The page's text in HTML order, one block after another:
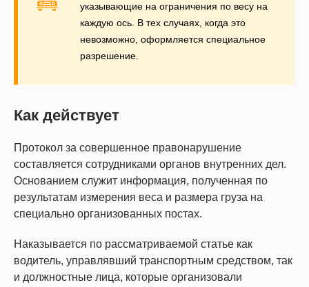
указывающие на ограничения по весу на
каждую ось. В тех случаях, когда это
невозможно, оформляется специальное
разрешение.
Как действует
Протокол за совершенное правонарушение
составляется сотрудниками органов внутренних дел.
Основанием служит информация, полученная по
результатам измерения веса и размера груза на
специально организованных постах.
Наказывается по рассматриваемой статье как
водитель, управлявший транспортным средством, так
и должностные лица, которые организовали